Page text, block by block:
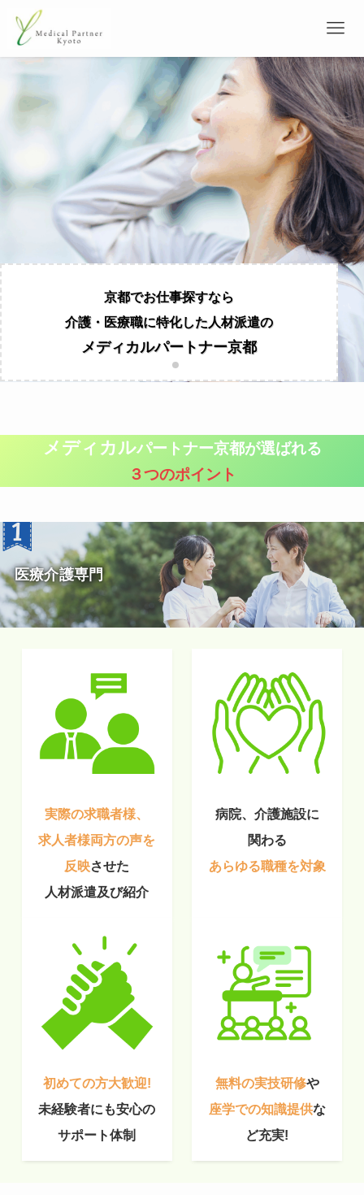
京都でお仕事探すなら
介護・医療職に特化した人材派遣の
メディカルパートナー京都
京都でお仕事探すなら
介護・医療職に特化した人材派遣の
メディカルパートナー京都
京都でお仕事探すなら
介護・医療職に特化した人材派遣の
メディカルパートナー京都
京都でお仕事探すなら
介護・医療職に特化した人材派遣の
メディカルパートナー京都
メディカルパートナー京都が選ばれる
３つのポイント
医療介護専門
実際の求職者様、
求人者様両方の声を
反映させた
人材派遣及び紹介
病院、介護施設に
関わる
あらゆる職種を対象
初めての方大歓迎!
未経験者にも安心の
サポート体制
無料の実技研修や
座学での知識提供な
ど充実!